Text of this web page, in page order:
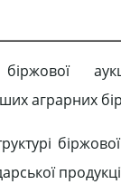
аграрних